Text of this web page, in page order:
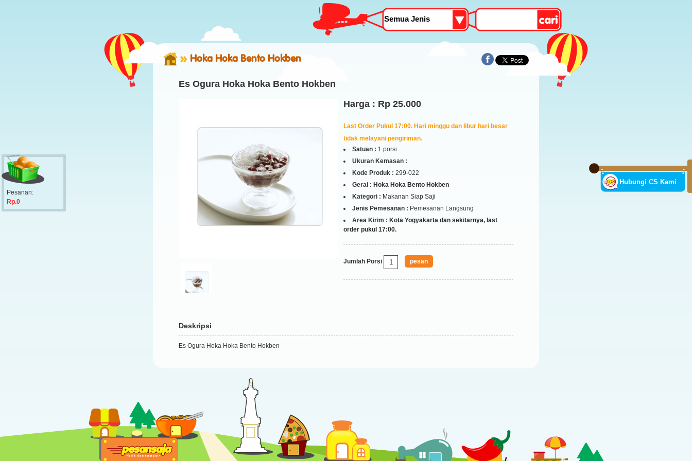
Hubungi CS Kami
Pesanan:
Rp.0
Hoka Hoka Bento Hokben
Es Ogura Hoka Hoka Bento Hokben
Harga : Rp 25.000
Last Order Pukul 17:00. Hari minggu dan libur hari besar
tidak melayani pengiriman.
Satuan : 1 porsi
Ukuran Kemasan :
Kode Produk : 299-022
Gerai : Hoka Hoka Bento Hokben
Kategori : Makanan Siap Saji
Jenis Pemesanan : Pemesanan Langsung
Area Kirim : Kota Yogyakarta dan sekitarnya, last
order pukul 17:00.
Jumlah Porsi
Deskripsi
Es Ogura Hoka Hoka Bento Hokben